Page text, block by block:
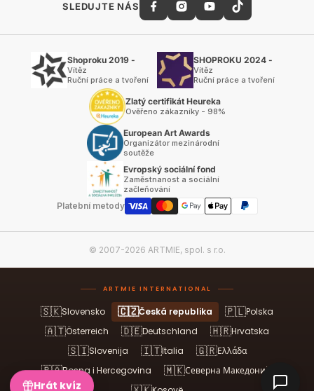
SLEDUJTE NÁS
Shoproku 2019 -
Vítěz
Ruční práce a tvoření
SHOPROKU 2024 -
Vítěz
Ruční práce a tvoření
Zlatý certifikát Heureka
Ověřeno zákazníky - 98%
European Art Awards
Organizátor mezinárodní
soutěže
Evropský sociální fond
Zaměstnanost a sociální
začleňování
Platební metody
© 2007-2026 ARTMIE, spol. s r.o.
ARTMIE INTERNATIONAL
🇸🇰Slovensko 🇨🇿Česká republika 🇵🇱Polska
🇦🇹Österreich 🇩🇪Deutschland 🇭🇷Hrvatska
🇸🇮Slovenija 🇮🇹Italia 🇬🇷Ελλάδα
🇧🇦Bosna i Hercegovina 🇲🇰Северна Македонија
Hrát kvíz